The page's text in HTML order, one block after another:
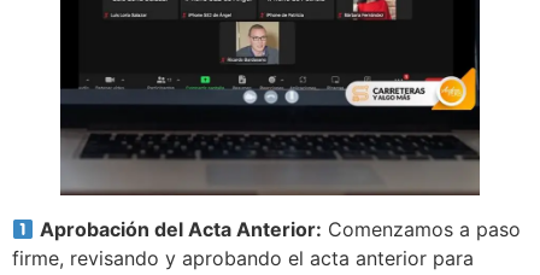
Aprobación del Acta Anterior: Comenzamos a paso
firme, revisando y aprobando el acta anterior para